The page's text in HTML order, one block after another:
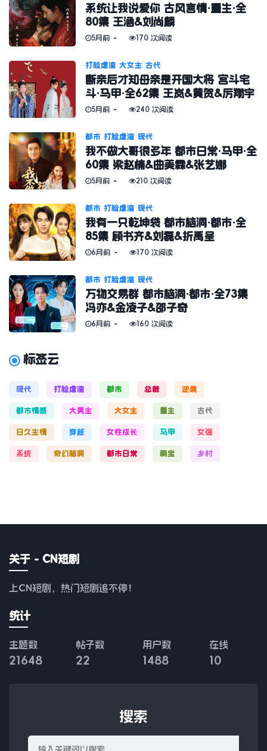
系统让我说爱你 古风言情·重生·全
80集 王涵&刘尚麟
5月前 170 次阅读
打脸虐渣 大女主 古代
断亲后才知母亲是开国大将 宫斗宅
斗·马甲·全62集 王岚&黄贺&厉翔宇
5月前 240 次阅读
都市 打脸虐渣 现代
我不做大哥很多年 都市日常·马甲·全
60集 梁赵楠&曲美霖&张艺娜
5月前 210 次阅读
都市 打脸虐渣 现代
我有一只乾坤袋 都市脑洞·都市·全
85集 顾书齐&刘磊&折禹呈
6月前 170 次阅读
都市 打脸虐渣 现代
万物交易群 都市脑洞·都市·全73集
冯亦&金凌子&邵子奇
6月前 160 次阅读
标签云
现代 打脸虐渣 都市 总裁 逆袭
都市情感 大男主 大女主 重生 古代
日久生情 穿越 女性成长 马甲 女强
系统 奇幻脑洞 都市日常 萌宝 乡村
关于 - CN短剧
上CN短剧，热门短剧追不停！
统计
主题数
21648
帖子数
22
用户数
1488
在线
10
搜索